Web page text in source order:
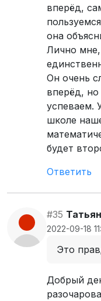
вперёд,
она
Лично
Он очень
вперёд,
успеваем.
школе
будет
Ответить
#35
2022-09-18
Это
Добрый